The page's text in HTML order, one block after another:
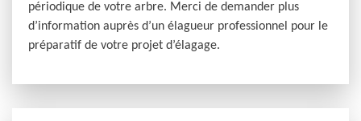
périodique de votre arbre. Merci de demander plus
d’information auprès d’un élagueur professionnel pour le
préparatif de votre projet d’élagage.